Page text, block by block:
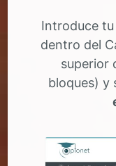
Introduce
dentro del
superior
bloques) y